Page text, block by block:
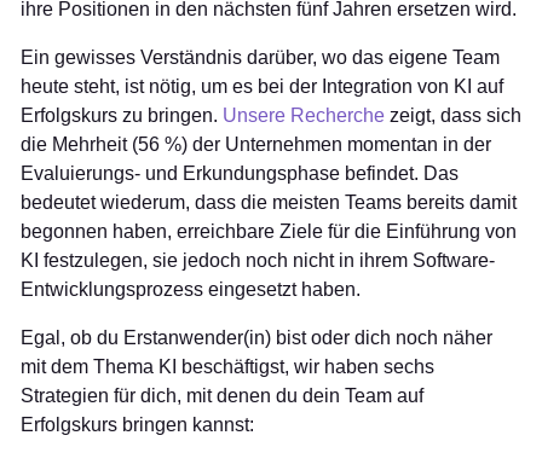
ihre Positionen in den nächsten fünf Jahren ersetzen wird.
Ein gewisses Verständnis darüber, wo das eigene Team
heute steht, ist nötig, um es bei der Integration von KI auf
Erfolgskurs zu bringen. Unsere Recherche zeigt, dass sich
die Mehrheit (56 %) der Unternehmen momentan in der
Evaluierungs- und Erkundungsphase befindet. Das
bedeutet wiederum, dass die meisten Teams bereits damit
begonnen haben, erreichbare Ziele für die Einführung von
KI festzulegen, sie jedoch noch nicht in ihrem Software-
Entwicklungsprozess eingesetzt haben.
Egal, ob du Erstanwender(in) bist oder dich noch näher
mit dem Thema KI beschäftigst, wir haben sechs
Strategien für dich, mit denen du dein Team auf
Erfolgskurs bringen kannst: